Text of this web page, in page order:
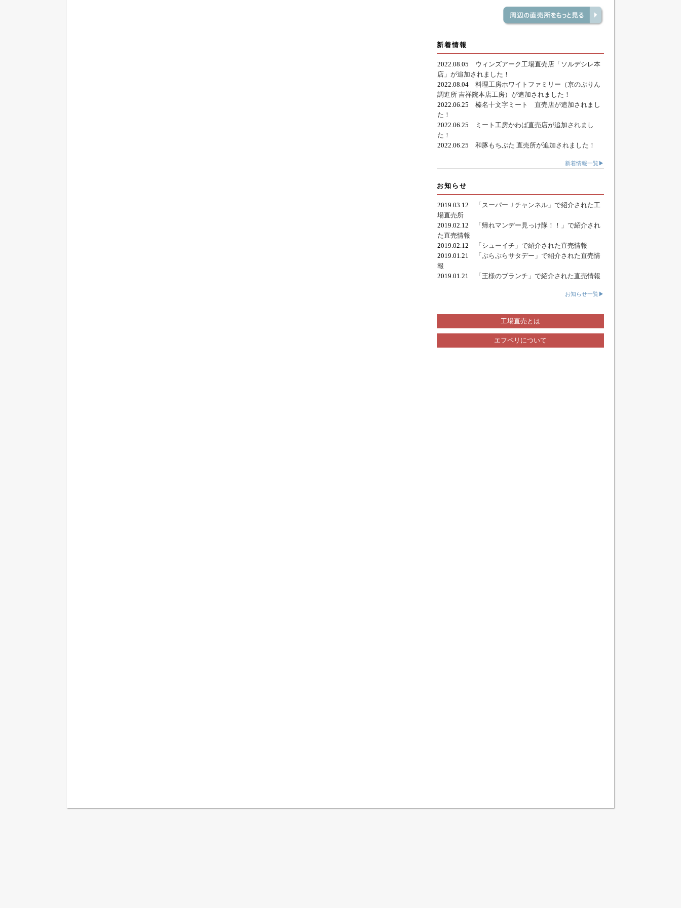
新着情報
2022.08.05 ウィンズアーク工場直売店「ソルデシレ本
店」が追加されました！
2022.08.04 料理工房ホワイトファミリー（京のぷりん
調進所 吉祥院本店工房）が追加されました！
2022.06.25 榛名十文字ミート 直売店が追加されまし
た！
2022.06.25
ミート工房かわば直売店が追加されまし
た！
2022.06.25 和豚もちぶた 直売所が追加されました！
新着情報一覧▶
お知らせ
2019.03.12
「スーパーＪチャンネル」で紹介された工
場直売所
2019.02.12
「帰れマンデー見っけ隊！！」で紹介され
た直売情報
2019.02.12
「シューイチ」で紹介された直売情報
2019.01.21
「ぶらぶらサタデー」で紹介された直売情
報
2019.01.21
「王様のブランチ」で紹介された直売情報
お知らせ一覧▶
工場直売とは
エフペリについて